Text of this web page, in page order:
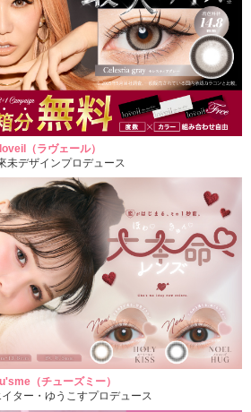
loveil（ラヴェール）
未デザインプロデュース
（チューズミー）
ター・ゆうこすプロデュース